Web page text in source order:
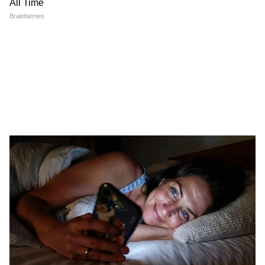
और मां का नाम गौरम्मा है।
शिवकुमार 1989 में सथानूर से जीतकर पहली बार
कर्नाटक विधानसभा पहुंचे। अपने राजनीतिक करियर में
उन्होंने कई अहम पद संभाले, जिनमें होम गार्ड और जेल
(1991-92), शहरी विकास (1999-2004), ऊर्जा
(2013-18), और जल संसाधन व चिकित्सा शिक्षा
इन्होंने लखनऊ विश्वविद्यालय से पत्रकारिता और जनसंचार की डिग्री ली हुई
है। इनके पास डिजिटल मीडिया मार्केटिंग एक्जीक्यूटिव, सोशल मीडिया
कर्नाटक समाचार